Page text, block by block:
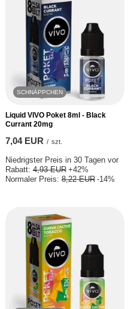
SCHNÄPPCHEN
Liquid VIVO Poket 8ml - Black
Currant 20mg
7,04 EUR / szt.
Niedrigster Preis in 30 Tagen vor
Rabatt: 4,93 EUR +42%
Normaler Preis: 8,22 EUR -14%